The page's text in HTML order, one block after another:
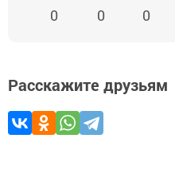
0 0 0
Расскажите друзьям